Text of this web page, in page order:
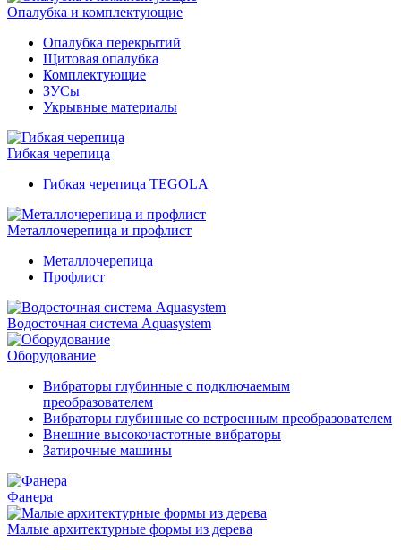
Опалубка и комплектующие
Опалубка перекрытий
Щитовая опалубка
Комплектующие
ЗУСы
Укрывные материалы
Гибкая черепица
Гибкая черепица TEGOLA
Металлочерепица и профлист
Металлочерепица
Профлист
Водосточная система Aquasystem
Оборудование
Вибраторы глубинные с подключаемым
преобразователем
Вибраторы глубинные со встроенным преобразователем
Внешние высокочастотные вибраторы
Затирочные машины
Фанера
Малые архитектурные формы из дерева